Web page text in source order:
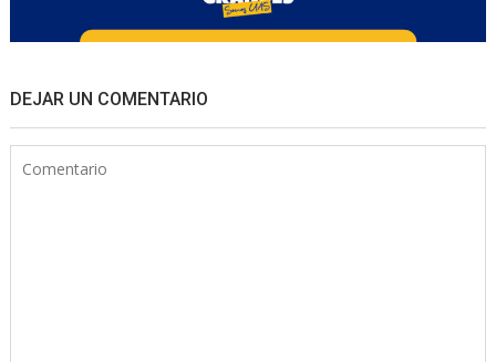
DEJAR UN COMENTARIO